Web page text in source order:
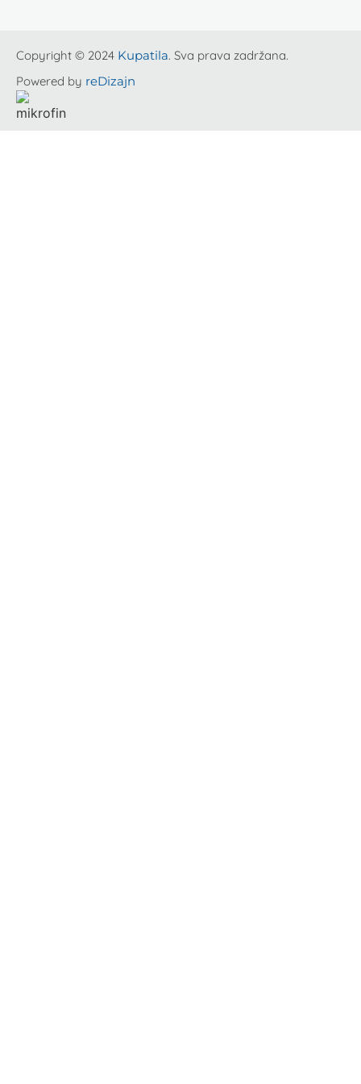
Copyright © 2024 Kupatila. Sva prava zadržana.
Powered by reDizajn